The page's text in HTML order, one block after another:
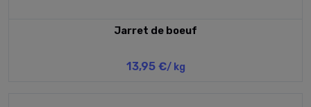
Jarret de boeuf
13,95 €/ kg